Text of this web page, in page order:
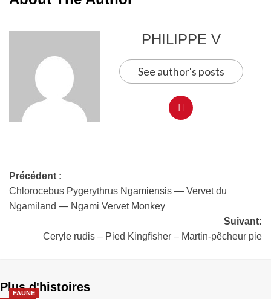
PHILIPPE V
See author's posts
Précédent :
Chlorocebus Pygerythrus Ngamiensis — Vervet du
Ngamiland — Ngami Vervet Monkey
Suivant:
Ceryle rudis – Pied Kingfisher – Martin-pêcheur pie
Plus d'histoires
FAUNE